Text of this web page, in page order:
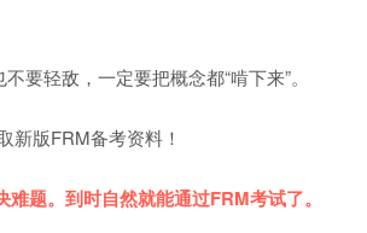
轻敌，一定要把概念都“啃下来”。
版FRM备考资料！
题。到时自然就能通过FRM考试了。